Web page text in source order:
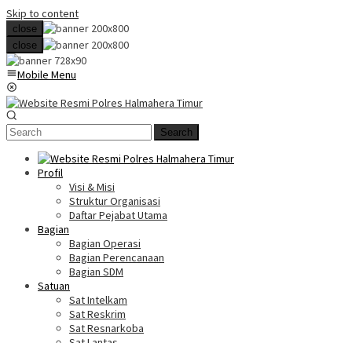
Skip to content
close
close
Mobile Menu
Search
Profil
Visi & Misi
Struktur Organisasi
Daftar Pejabat Utama
Bagian
Bagian Operasi
Bagian Perencanaan
Bagian SDM
Satuan
Sat Intelkam
Sat Reskrim
Sat Resnarkoba